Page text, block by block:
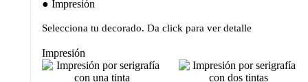
Impresión
Selecciona tu decorado. Da click para ver detalle
Impresión